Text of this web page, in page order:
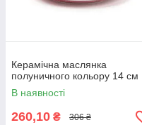
Керамічна маслянка
полуничного кольору 14 см
В наявності
260,10 ₴ 306 ₴